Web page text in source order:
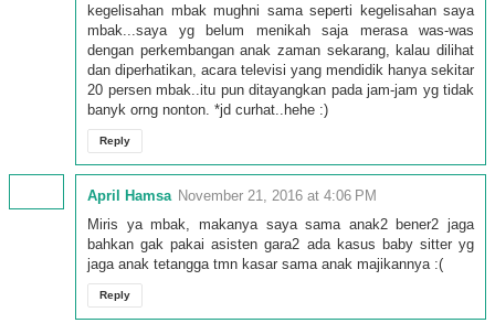
kegelisahan mbak mughni sama seperti kegelisahan saya
mbak...saya yg belum menikah saja merasa was-was
dengan perkembangan anak zaman sekarang, kalau dilihat
dan diperhatikan, acara televisi yang mendidik hanya sekitar
20 persen mbak..itu pun ditayangkan pada jam-jam yg tidak
banyk orng nonton. *jd curhat..hehe :)
Reply
April Hamsa November 21, 2016 at 4:06 PM
Miris ya mbak, makanya saya sama anak2 bener2 jaga
bahkan gak pakai asisten gara2 ada kasus baby sitter yg
jaga anak tetangga tmn kasar sama anak majikannya :(
Reply